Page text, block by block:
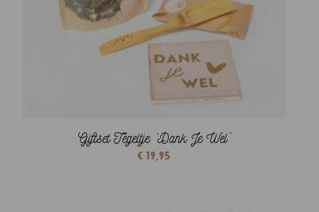
Giftset Tegeltje ‘Dank Je Wel’
€ 19,95